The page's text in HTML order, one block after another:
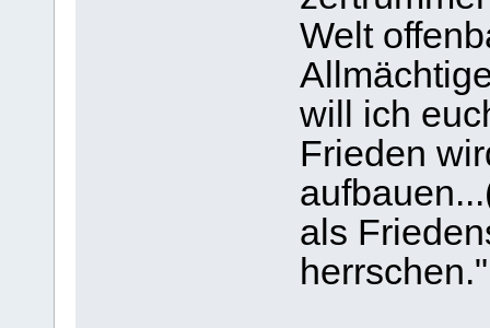
Welt
will ich
Frieden
als
herrschen."